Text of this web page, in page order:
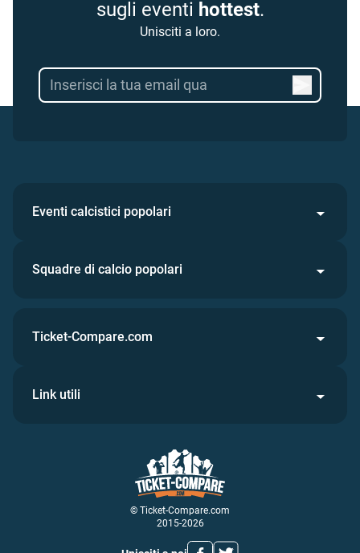
sugli eventi hottest.
Unisciti a loro.
Eventi calcistici popolari
Squadre di calcio popolari
© Ticket-Compare.com
2015-2026
Ticket-Compare.com
Link utili